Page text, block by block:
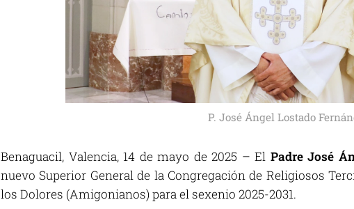
P. José Ángel Lostado
Benaguacil, Valencia, 14 de mayo de 2025 – El Padre José
nuevo Superior General de la Congregación de Religiosos
los Dolores (Amigonianos) para el sexenio 2025-2031.